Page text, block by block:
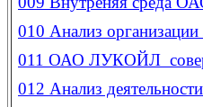
010 Анализ
011 ОАО ЛУКОЙЛ
012 Анализ